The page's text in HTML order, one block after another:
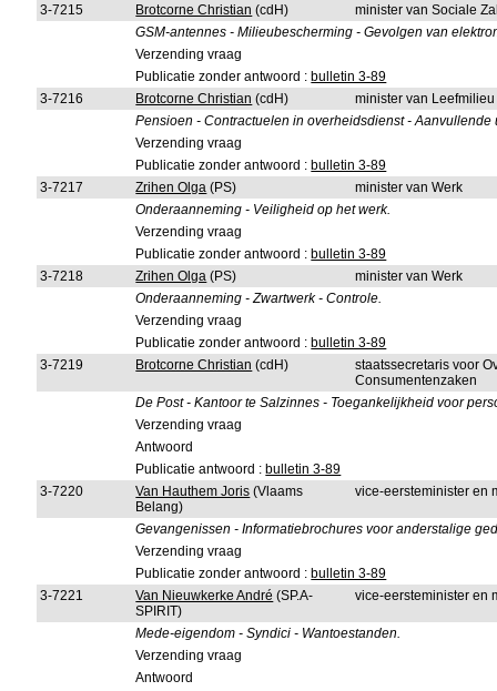
3-7215
Brotcorne Christian (cdH)
minister van Sociale
GSM-antennes - Milieubescherming - Gevolgen van
Verzending vraag
Publicatie zonder antwoord : bulletin 3-89
3-7216
Brotcorne Christian (cdH)
minister van
Pensioen - Contractuelen in overheidsdienst - Aanvullende
Verzending vraag
Publicatie zonder antwoord : bulletin 3-89
3-7217
Zrihen Olga (PS)
minister van Werk
Onderaanneming - Veiligheid op het werk.
Verzending vraag
Publicatie zonder antwoord : bulletin 3-89
3-7218
Zrihen Olga (PS)
minister van Werk
Onderaanneming - Zwartwerk - Controle.
Verzending vraag
Publicatie zonder antwoord : bulletin 3-89
3-7219
Brotcorne Christian (cdH)
staatssecretaris voor
Consumentenzaken
De Post - Kantoor te Salzinnes - Toegankelijkheid voor
Verzending vraag
Antwoord
Publicatie antwoord : bulletin 3-89
3-7220
Van Hauthem Joris (Vlaams
Belang)
vice-eersteminister en
Gevangenissen - Informatiebrochures voor anderstalige
Verzending vraag
Publicatie zonder antwoord : bulletin 3-89
3-7221
Van Nieuwkerke André (SP.A-
SPIRIT)
vice-eersteminister en
Mede-eigendom - Syndici - Wantoestanden.
Verzending vraag
Antwoord